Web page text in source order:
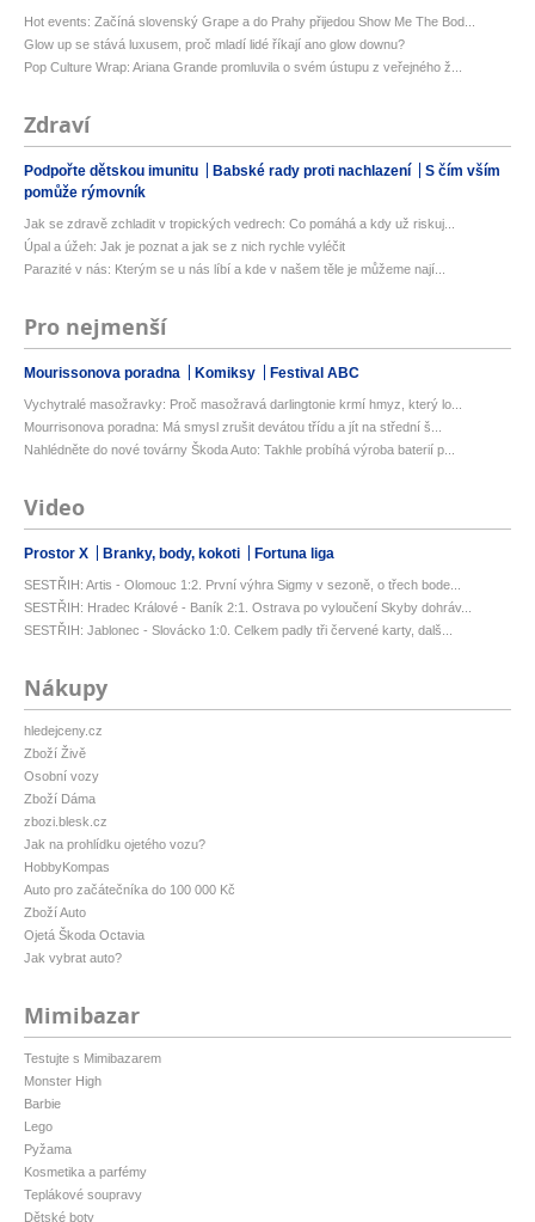
Hot events: Začíná slovenský Grape a do Prahy přijedou Show Me The Bod...
Glow up se stává luxusem, proč mladí lidé říkají ano glow downu?
Pop Culture Wrap: Ariana Grande promluvila o svém ústupu z veřejného ž...
Zdraví
Podpořte dětskou imunitu Babské rady proti nachlazení
S čím vším
pomůže rýmovník
Jak se zdravě zchladit v tropických vedrech: Co pomáhá a kdy už riskuj...
Úpal a úžeh: Jak je poznat a jak se z nich rychle vyléčit
Parazité v nás: Kterým se u nás líbí a kde v našem těle je můžeme nají...
Pro nejmenší
Mourissonova poradna Komiksy Festival ABC
Vychytralé masožravky: Proč masožravá darlingtonie krmí hmyz, který lo...
Mourrisonova poradna: Má smysl zrušit devátou třídu a jít na střední š...
Nahlédněte do nové továrny Škoda Auto: Takhle probíhá výroba baterií p...
Video
Prostor X Branky, body, kokoti Fortuna liga
SESTŘIH: Artis - Olomouc 1:2. První výhra Sigmy v sezoně, o třech bode...
SESTŘIH: Hradec Králové - Baník 2:1. Ostrava po vyloučení Skyby dohráv...
SESTŘIH: Jablonec - Slovácko 1:0. Celkem padly tři červené karty, dalš...
Nákupy
hledejceny.cz
Zboží Živě
Osobní vozy
Zboží Dáma
zbozi.blesk.cz
Jak na prohlídku ojetého vozu?
HobbyKompas
Auto pro začátečníka do 100 000 Kč
Zboží Auto
Ojetá Škoda Octavia
Jak vybrat auto?
Mimibazar
Testujte s Mimibazarem
Monster High
Barbie
Lego
Pyžama
Kosmetika a parfémy
Teplákové soupravy
Dětské boty